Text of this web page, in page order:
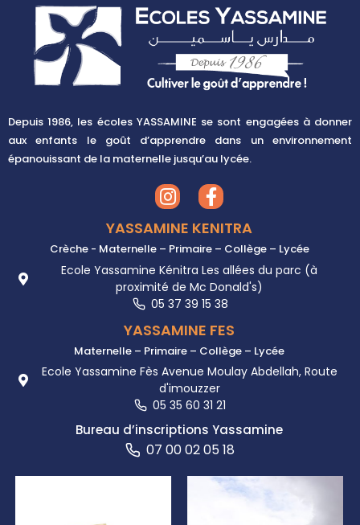
Depuis1986, les écoles YASSAMINE se sont engagées à donner
aux enfants le goût d’apprendre dans un environnement
épanouissant de la maternelle jusqu’au lycée.
YASSAMINE KENITRA
Crèche - Maternelle – Primaire – Collège – Lycée
Ecole Yassamine Kénitra Les allées du parc (à
proximité de Mc Donald's)
05 37 39 15 38
YASSAMINE FES
Maternelle – Primaire – Collège – Lycée
Ecole Yassamine Fès Avenue Moulay Abdellah, Route
d'imouzzer
05 35 60 31 21
Bureau d’inscriptions Yassamine
07 00 02 05 18